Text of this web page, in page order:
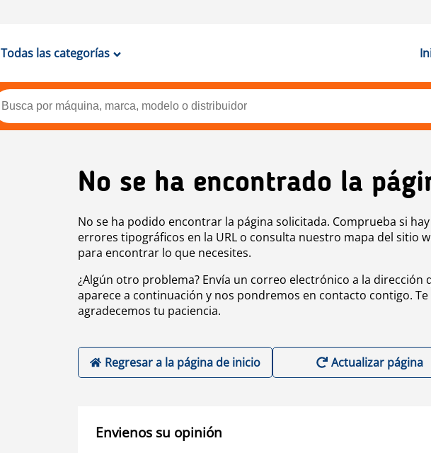
Todas las categorías
No se ha encontrado la
No se ha podido encontrar la página solicitada. Comprueba si hay
errores tipográficos en la URL o consulta nuestro mapa del sitio
para encontrar lo que necesites.
¿Algún otro problema? Envía un correo electrónico a la dirección
aparece a continuación y nos pondremos en contacto contigo. Te
agradecemos tu paciencia.
Regresar a la página de inicio Actualizar página
Envienos su opinión